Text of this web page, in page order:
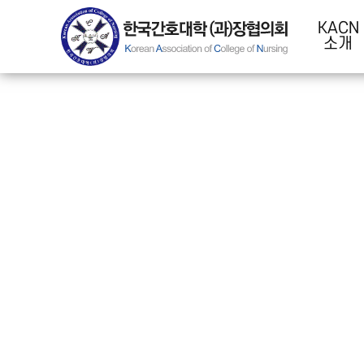
KACN
소개